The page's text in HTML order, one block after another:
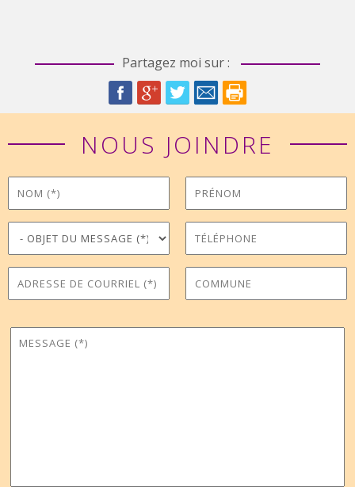
Partagez moi sur :
NOUS JOINDRE
Nom*
Prénom
Objet du message *
Téléphone
Adresse de courriel*
Commune
Message*